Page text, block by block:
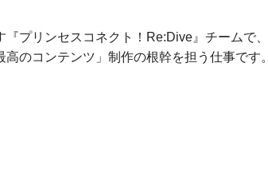
プリンセスコネクト！Re:Dive』チームで、
のコンテンツ」制作の根幹を担う仕事です。